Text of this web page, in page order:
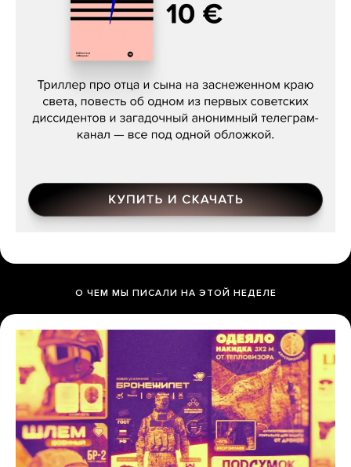
Даниил Туровский, «Разрыв»
О ЧЕМ МЫ ПИСАЛИ НА ЭТОЙ НЕДЕЛЕ